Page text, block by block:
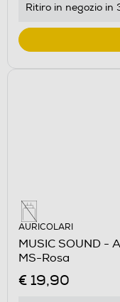
Ritiro in negozio in
AURICOLARI
MUSIC SOUND -
MS-Rosa
€ 19,90